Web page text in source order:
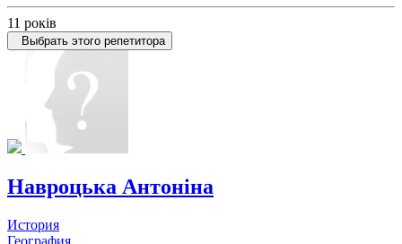
11 років
Выбрать этого репетитора
Навроцька Антоніна
История